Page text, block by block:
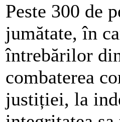
Peste 300 de
jumătate, în
întrebărilor
combaterea
justiției, la